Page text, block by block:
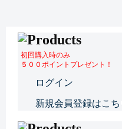
初回購入時のみ
５００ポイントプレゼント！
ログイン
新規会員登録はこち